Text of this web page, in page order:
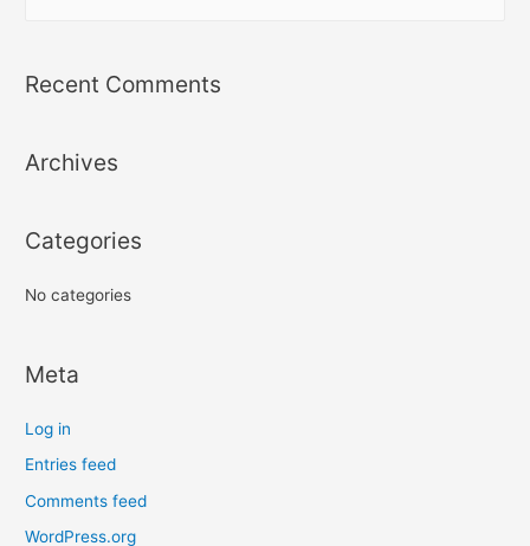
r
f
r
Recent Comments
Archives
Categories
No categories
Meta
Log in
Entries feed
Comments feed
WordPress.org